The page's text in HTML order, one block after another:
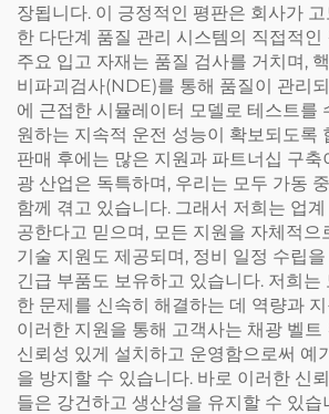
장됩니다. 이 긍정적인 평판은 회사가
한 다단계 품질 관리 시스템의 직접적인
주요 입고 자재는 품질 검사를 거치며,
비파괴검사(NDE)를 통해 품질이 관리
에 근접한 시뮬레이터 모델로 테스트를
원하는 지속적 운전 성능이 확보되도록
판매 후에는 많은 지원과 파트너십 구축
광 산업은 독특하며, 우리는 모두 가동
함께 겪고 있습니다. 그래서 저희는 업
공한다고 믿으며, 모든 지원을 자체적으
기술 지원도 제공되며, 정비 일정 수립
긴급 부품도 보유하고 있습니다. 저희는
한 문제를 신속히 해결하는 데 역량과
이러한 지원을 통해 고객사는 채광 벨트
신뢰성 있게 설치하고 운영함으로써 예
을 방지할 수 있습니다. 바로 이러한 신
들은 강건하고 생산성을 유지할 수 있습